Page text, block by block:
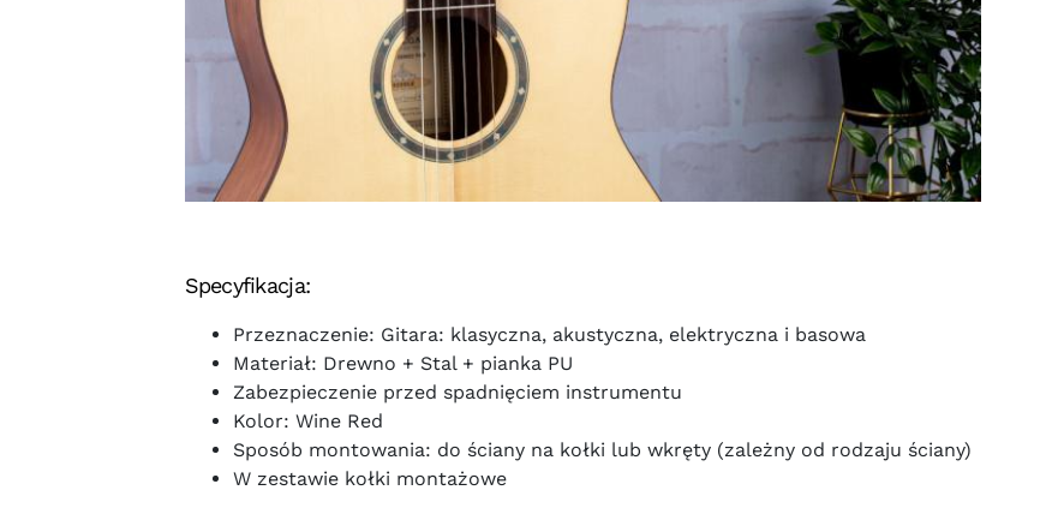
Specyfikacja:
Przeznaczenie: Gitara: klasyczna, akustyczna, elektryczna i basowa
Materiał: Drewno + Stal + pianka PU
Zabezpieczenie przed spadnięciem instrumentu
Kolor: Wine Red
Sposób montowania: do ściany na kołki lub wkręty (zależny od rodzaju ściany)
W zestawie kołki montażowe